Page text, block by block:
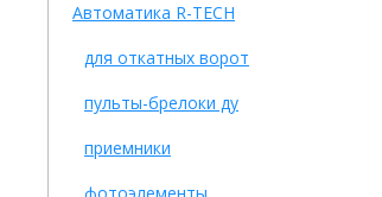
Автоматика R-TECH
для откатных ворот
пульты-брелоки ду
приемники